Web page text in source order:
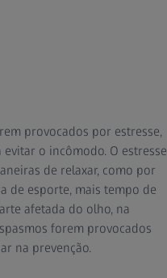
provocados por estresse,
o incômodo. O estresse
de relaxar, como por
de esporte, mais tempo de
afetada do olho, na
forem provocados
na prevenção.